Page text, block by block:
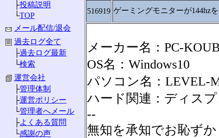
├投稿説明
└TOP
メール配信/退会
過去ログ全て
├過去ログ最新
└検索
運営会社
├管理体制
├運営ポリシー
└管理者へメール
├よくある質問
└感謝の声
516919 ゲーミングモニターが144hz
メーカー名：PC-
OS名：Windows10
パソコン名：LEVEL-
ハード関連：ディス
--
無知を承知でお恥ず